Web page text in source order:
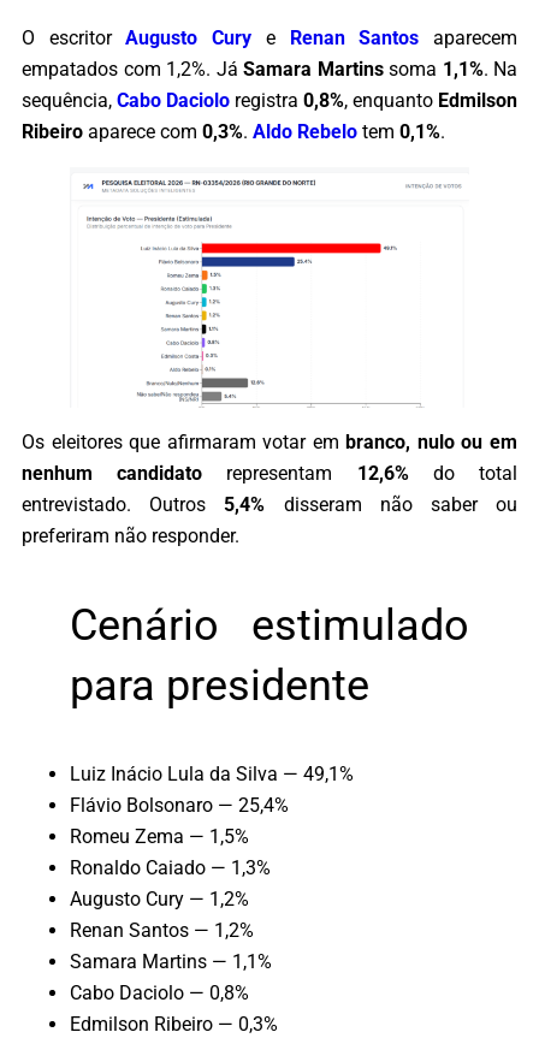
O escritorAugusto Cury e Renan Santos aparecem
empatados com 1,2%. Já Samara Martinssoma 1,1%. Na
sequência, Cabo Daciolo registra 0,8%, enquanto Edmilson
Ribeiro aparece com 0,3%. Aldo Rebelo tem 0,1%.
Os eleitores que afirmaram votar em branco, nulo ou em
nenhum candidato representam 12,6%do total
entrevistado. Outros5,4% disseram não saber ou
preferiram não responder.
Cenário estimulado
para presidente
Luiz Inácio Lula da Silva — 49,1%
Flávio Bolsonaro — 25,4%
Romeu Zema — 1,5%
Ronaldo Caiado — 1,3%
Augusto Cury — 1,2%
Renan Santos — 1,2%
Samara Martins — 1,1%
Cabo Daciolo — 0,8%
Edmilson Ribeiro — 0,3%